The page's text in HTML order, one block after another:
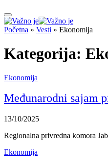
Početna » Vesti » Ekonomija
Kategorija:
Ekonomija
Međunarodni sajam
13/10/2025
Regionalna privredna komora
Ekonomija